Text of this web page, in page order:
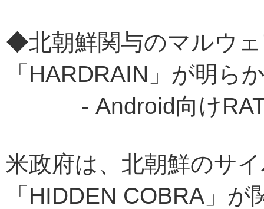
◆北朝鮮関与のマルウ
「HARDRAIN」が明ら
- Android向け
米政府は、北朝鮮のサ
「HIDDEN COBRA」